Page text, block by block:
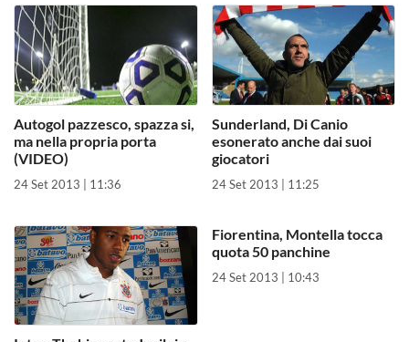
Autogol pazzesco, spazza si,
ma nella propria porta
(VIDEO)
24 Set 2013 | 11:36
Sunderland, Di Canio
esonerato anche dai suoi
giocatori
24 Set 2013 | 11:25
Fiorentina, Montella tocca
quota 50 panchine
24 Set 2013 | 10:43